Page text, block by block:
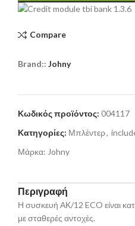
Compare
Brand:: Johny
Κωδικός προϊόντος: 004117
Κατηγορίες: Μπλέντερ,
Μάρκα: Johny
Περιγραφή
Η συσκευή ΑΚ/12 ECO είναι
με σταθερές αντοχές.